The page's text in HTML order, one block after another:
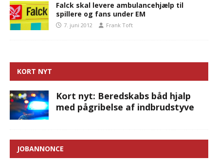
Falck skal levere ambulancehjælp til
spillere og fans under EM
7. juni 2012 Frank Toft
KORT NYT
Kort nyt: Beredskabs båd hjalp
med pågribelse af indbrudstyve
JOBANNONCE